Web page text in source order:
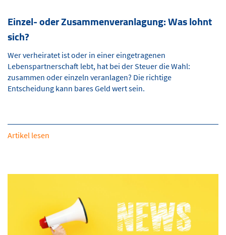
Einzel- oder Zusammenveranlagung: Was lohnt
sich?
Wer verheiratet ist oder in einer eingetragenen
Lebenspartnerschaft lebt, hat bei der Steuer die Wahl:
zusammen oder einzeln veranlagen? Die richtige
Entscheidung kann bares Geld wert sein.
Artikel lesen